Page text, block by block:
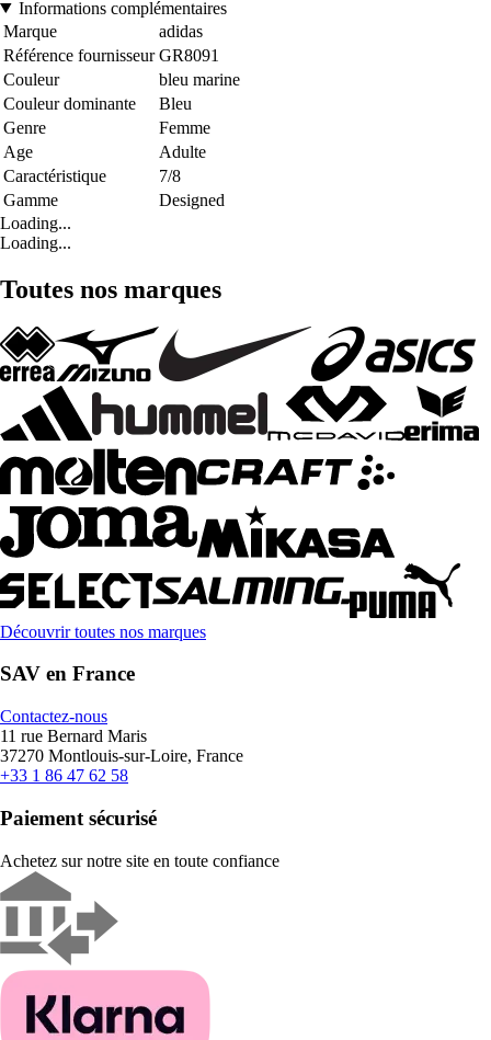
Informations complémentaires
Marque
adidas
Référence fournisseur GR8091
Couleur
bleu marine
Couleur dominante
Bleu
Genre
Femme
Age
Adulte
Caractéristique
7/8
Gamme
Designed
Loading...
Loading...
Toutes nos marques
Découvrir toutes nos marques
SAV en France
Contactez-nous
11 rue Bernard Maris
37270 Montlouis-sur-Loire, France
+33 1 86 47 62 58
Paiement sécurisé
Achetez sur notre site en toute confiance